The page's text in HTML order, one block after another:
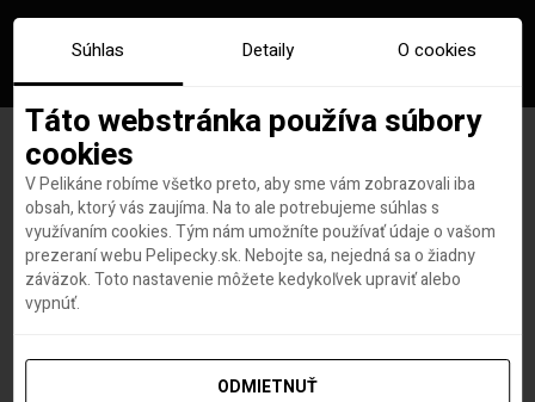
Kde sa ubytovať v kanadských
národných parkoch
Viktória Bellová 3. AUGUSTA 2017
Súhlas Detaily O cookies
Táto webstránka používa súbory
cookies
V Pelikáne robíme všetko preto, aby sme vám zobrazovali iba
obsah, ktorý vás zaujíma. Na to ale potrebujeme súhlas s
využívaním cookies. Tým nám umožníte používať údaje o vašom
prezeraní webu Pelipecky.sk. Nebojte sa, nejedná sa o žiadny
záväzok. Toto nastavenie môžete kedykoľvek upraviť alebo
vypnúť.
ODMIETNUŤ